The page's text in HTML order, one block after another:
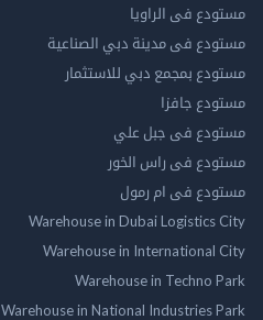
مستودع فى الراويا
مستودع فى مدينة دبي الصناعية
مستودع بمجمع دبي للاستثمار
مستودع جافزا
مستودع فى جبل علي
مستودع فى راس الخور
مستودع فى ام رمول
Warehouse in Dubai Logistics City
Warehouse in International City
Warehouse in Techno Park
Warehouse in National Industries Park